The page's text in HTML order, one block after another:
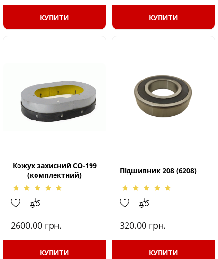
КУПИТИ КУПИТИ
Кожух захисний СО-199
(комплектний)
2600.00 грн.
КУПИТИ
Підшипник 208 (6208)
320.00 грн.
КУПИТИ